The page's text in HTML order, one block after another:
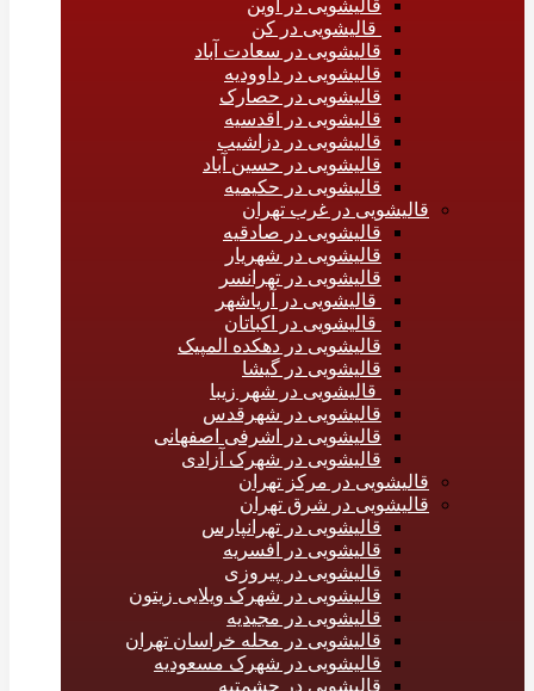
قالیشویی در اوین
قالیشویی در کن
قالیشویی در سعادت آباد
قالیشویی در داوودیه
قالیشویی در حصارک
قالیشویی در اقدسیه
قالیشویی در دزاشیب
قالیشویی در حسین آباد
قالیشویی در حکیمیه
قالیشویی در غرب تهران
قالیشویی در صادقیه
قالیشویی در شهریار
قالیشویی در تهرانسر
قالیشویی در آریاشهر
قالیشویی در اکباتان
قالیشویی در دهکده المپیک
قالیشویی در گیشا
قالیشویی در شهر زیبا
قالیشویی در شهرقدس
قالیشویی در اشرفی اصفهانی
قالیشویی در شهرک آزادی
قالیشویی در مرکز تهران
قالیشویی در شرق تهران
قالیشویی در تهرانپارس
قالیشویی در افسریه
قالیشویی در پیروزی
قالیشویی در شهرک ویلایی زیتون
قالیشویی در مجیدیه
قالیشویی در محله خراسان تهران
قالیشویی در شهرک مسعودیه
قالیشویی در حشمتیه